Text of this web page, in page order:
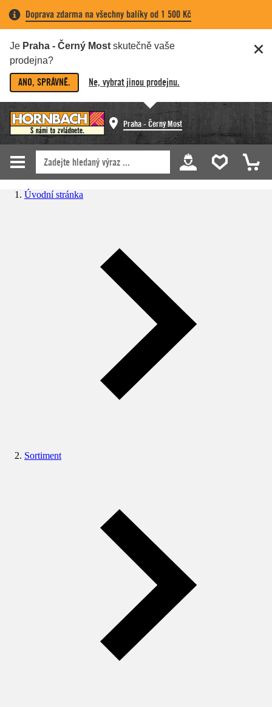
Doprava zdarma na všechny balíky od 1 500 Kč
Je Praha - Černý Most skutečně vaše
prodejna?
ANO, SPRÁVNĚ. Ne, vybrat jinou prodejnu.
Praha - Černý Most
Úvodní stránka
Sortiment